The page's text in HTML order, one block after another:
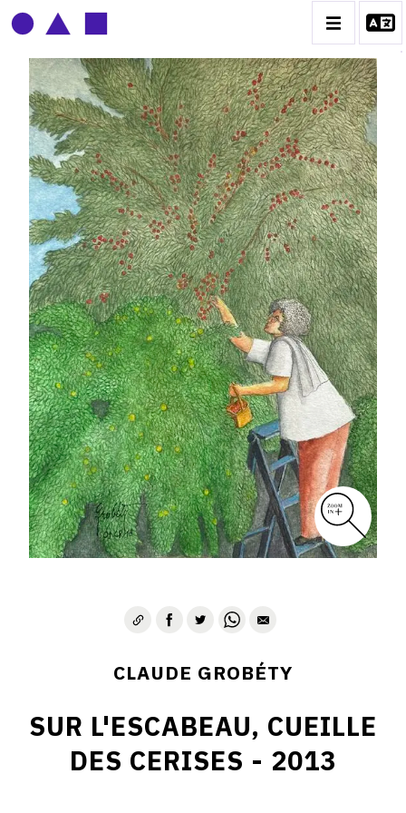
CLAUDE GROBÉTY
BIOGRAPHIE
CATALOGUE DES OEUVRES
CONTACT
CLAUDE GROBÉTY
SUR L'ESCABEAU, CUEILLE
DES CERISES - 2013